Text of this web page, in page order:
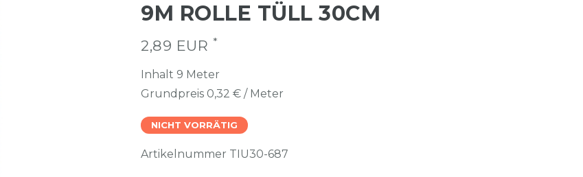
9M ROLLE TÜLL 30CM
2,89 EUR *
Inhalt 9 Meter
Grundpreis 0,32 € / Meter
NICHT VORRÄTIG
Artikelnummer TIU30-687